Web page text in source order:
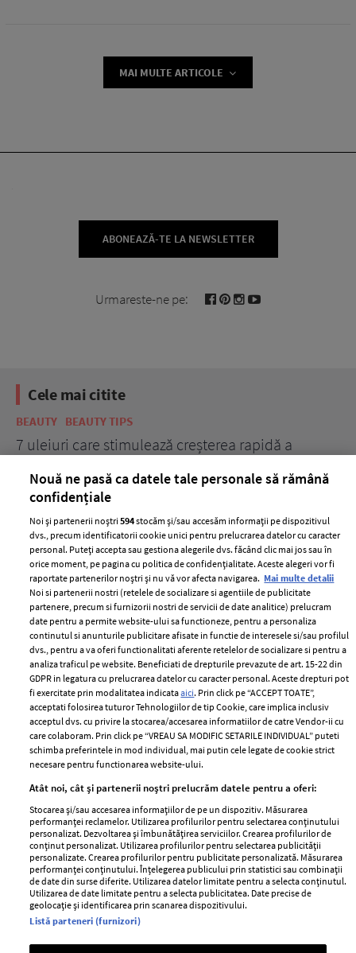
MAI MULTE ARTICOLE
ABONEAZĂ-TE LA NEWSLETTER
Urmareste-ne pe:
Cele mai citite
BEAUTY BEAUTY TIPS
7 uleiuri care stimulează creșterea rapidă a
ELLE Style Awards
2024
Despre ELLE
Romania
Contact
Abonamente
Termeni si conditii
Politica de
confidențialitate
Politica de cookies
Publicitate
GSP
Unica
Baby
Retete
femei
Viva
Avantaje
Retete practice
Pariază responsabil! Decizia ONJN nr. 821/25.09.2025.
Jocurile de noroc sunt interzise minorilor.
Nouă ne pasă ca datele tale personale să rămână
confidențiale
Noi și partenerii noștri594stocăm și/sau accesăm informații pe dispozitivul
dvs., precum identificatorii cookie unici pentru prelucrarea datelor cu caracter
personal. Puteți accepta sau gestiona alegerile dvs. făcând clic mai jos sau în
orice moment, pe pagina cu politica de confidențialitate. Aceste alegeri vor fi
raportate partenerilor noștri și nu vă vor afecta navigarea. Mai multe detalii
Noi si partenerii nostri (retelele de socializare si agentiile de publicitate
partenere, precum si furnizorii nostri de servicii de date analitice) prelucram
date pentru a permite website-ului sa functioneze, pentru a personaliza
continutul si anunturile publicitare afisate in functie de interesele si/sau profilul
dvs., pentru a va oferi functionalitati aferente retelelor de socializare si pentru a
analiza traficul pe website. Beneficiati de drepturile prevazute de art. 15-22 din
GDPR in legatura cu prelucrarea datelor cu caracter personal. Aceste drepturi pot
fi exercitate prin modalitatea indicataaici. Prin click pe “ACCEPT TOATE”,
acceptati folosirea tuturor Tehnologiilor de tip Cookie, care implica inclusiv
acceptul dvs. cu privire la stocarea/accesarea informatiilor de catre Vendor-ii cu
care colaboram. Prin click pe “VREAU SA MODIFIC SETARILE INDIVIDUAL” puteti
schimba preferintele in mod individual, mai putin cele legate de cookie strict
necesare pentru functionarea website-ului.
Atât noi, cât și partenerii noștri prelucrăm datele pentru a oferi:
Stocarea și/sau accesarea informațiilor de pe un dispozitiv. Măsurarea
performanței reclamelor. Utilizarea profilurilor pentru selectarea conținutului
personalizat. Dezvoltarea și îmbunătățirea serviciilor. Crearea profilurilor de
conținut personalizat. Utilizarea profilurilor pentru selectarea publicității
personalizate. Crearea profilurilor pentru publicitate personalizată. Măsurarea
performanței conținutului. Înțelegerea publicului prin statistici sau combinații
de date din surse diferite. Utilizarea datelor limitate pentru a selecta conținutul.
Utilizarea de date limitate pentru a selecta publicitatea. Date precise de
geolocație și identificarea prin scanarea dispozitivului.
Listă parteneri (furnizori)